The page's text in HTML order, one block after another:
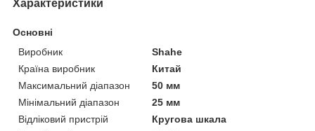
Характеристики
Основні
Виробник
Shahe
Країна виробник
Китай
Максимальний діапазон
50 мм
Мінімальний діапазон
25 мм
Відліковий пристрій
Кругова шкала